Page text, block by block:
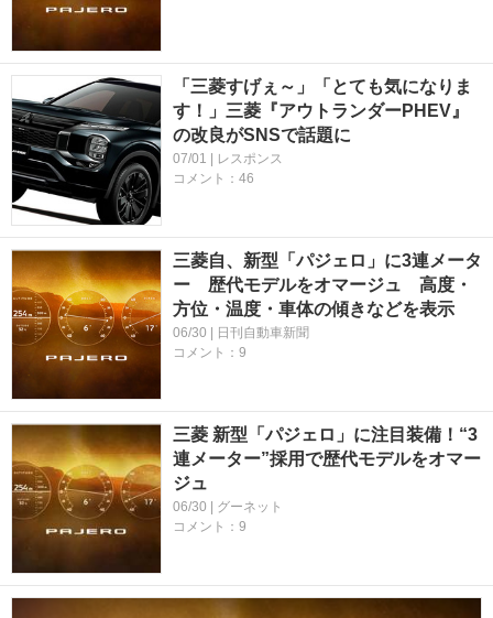
「三菱すげぇ～」「とても気になりま
す！」三菱『アウトランダーPHEV』
の改良がSNSで話題に
07/01 | レスポンス
コメント：46
三菱自、新型「パジェロ」に3連メータ
ー 歴代モデルをオマージュ 高度・
方位・温度・車体の傾きなどを表示
06/30 | 日刊自動車新聞
コメント：9
三菱 新型「パジェロ」に注目装備！“3
連メーター”採用で歴代モデルをオマー
ジュ
06/30 | グーネット
コメント：9